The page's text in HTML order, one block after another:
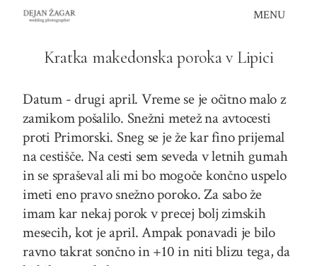
Skip
MENU
Kratka makedonska poroka v Lipici
Datum - drugi april. Vreme se je očitno malo z
zamikom pošalilo. Snežni metež na avtocesti
proti Primorski. Sneg se je že kar fino prijemal
na cestišče. Na cesti sem seveda v letnih gumah
in se spraševal ali mi bo mogoče končno uspelo
imeti eno pravo snežno poroko. Za sabo že
imam kar nekaj porok v precej bolj zimskih
mesecih, kot je april. Ampak ponavadi je bilo
ravno takrat sončno in +10 in niti blizu tega, da